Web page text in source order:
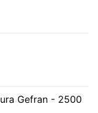
Gefran - 2500